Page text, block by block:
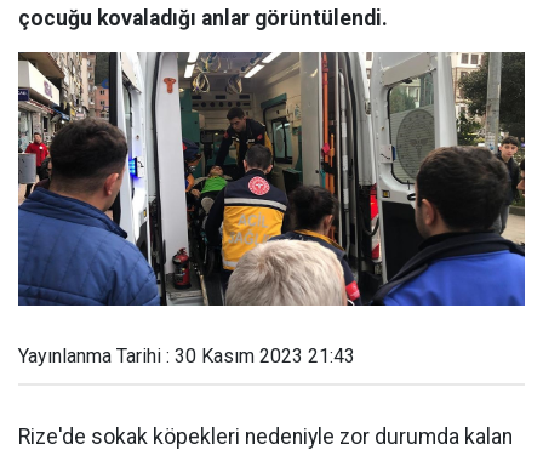
çocuğu kovaladığı anlar görüntülendi.
Yayınlanma Tarihi : 30 Kasım 2023 21:43
Rize'de sokak köpekleri nedeniyle zor durumda kalan